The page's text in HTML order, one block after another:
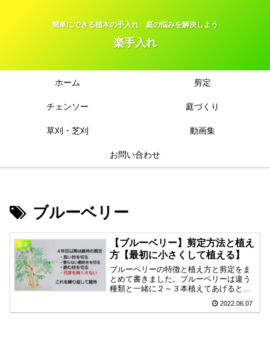
簡単にできる植木の手入れ 庭の悩みを解決しよう
楽手入れ
ホーム 剪定
チェンソー 庭づくり
草刈・芝刈 動画集
お問い合わせ
ブルーベリー
基本
【ブルーベリー】剪定方法と植え
方【最初に小さくして植える】
ブルーベリーの特徴と植え方と剪定をま
とめて書きました。ブルーベリーは違う
種類と一緒に２～３本植えてあげると放
任でも実がなります。大きくなると収穫
が大変なので、高くしないように少し横
2022.06.07